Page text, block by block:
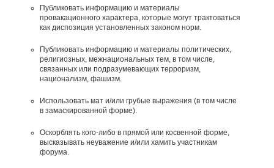
Публиковать инфоpмацию и материалы
провакационного характера, которые могут трактоваться
как диспозиция установленных законом норм.
Публиковать информацию и материалы политических,
религиозных, межнациональных тем, в том числе,
связанных или подразумевающих терроризм,
национализм, фашизм.
Использовать мат и/или грубые выражения (в том числе
в замаскированной форме).
Оскорблять кого-либо в прямой или косвенной форме,
высказывать неуважение и/или хамить участникам
форума.